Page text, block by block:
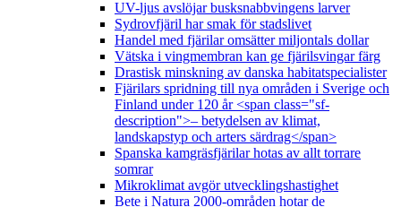
UV-ljus avslöjar busksnabbvingens larver
Sydrovfjäril har smak för stadslivet
Handel med fjärilar omsätter miljontals dollar
Vätska i vingmembran kan ge fjärilsvingar färg
Drastisk minskning av danska habitatspecialister
Fjärilars spridning till nya områden i Sverige och
Finland under 120 år <span class="sf-
description">– betydelsen av klimat,
landskapstyp och arters särdrag</span>
Spanska kamgräsfjärilar hotas av allt torrare
somrar
Mikroklimat avgör utvecklingshastighet
Bete i Natura 2000-områden hotar de